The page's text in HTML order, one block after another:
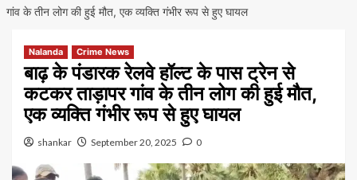
गांव के तीन लोग की हुई मौत, एक व्यक्ति गंभीर रूप से हुए घायल
Nalanda Crime News
बाढ़ के पंडारक रेलवे हॉल्ट के पास ट्रेन से
कटकर ताड़ापर गांव के तीन लोग की हुई मौत,
एक व्यक्ति गंभीर रूप से हुए घायल
shankar September 20, 2025 0